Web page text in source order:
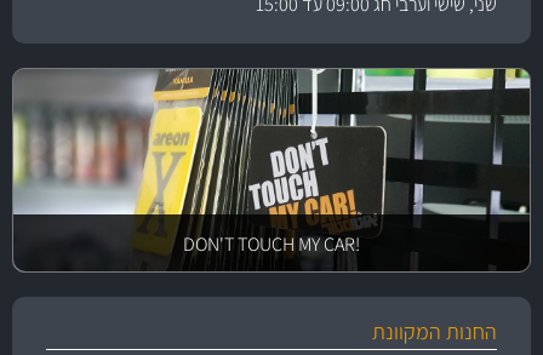
!DON'T TOUCH MY CAR
החנות המקוונת